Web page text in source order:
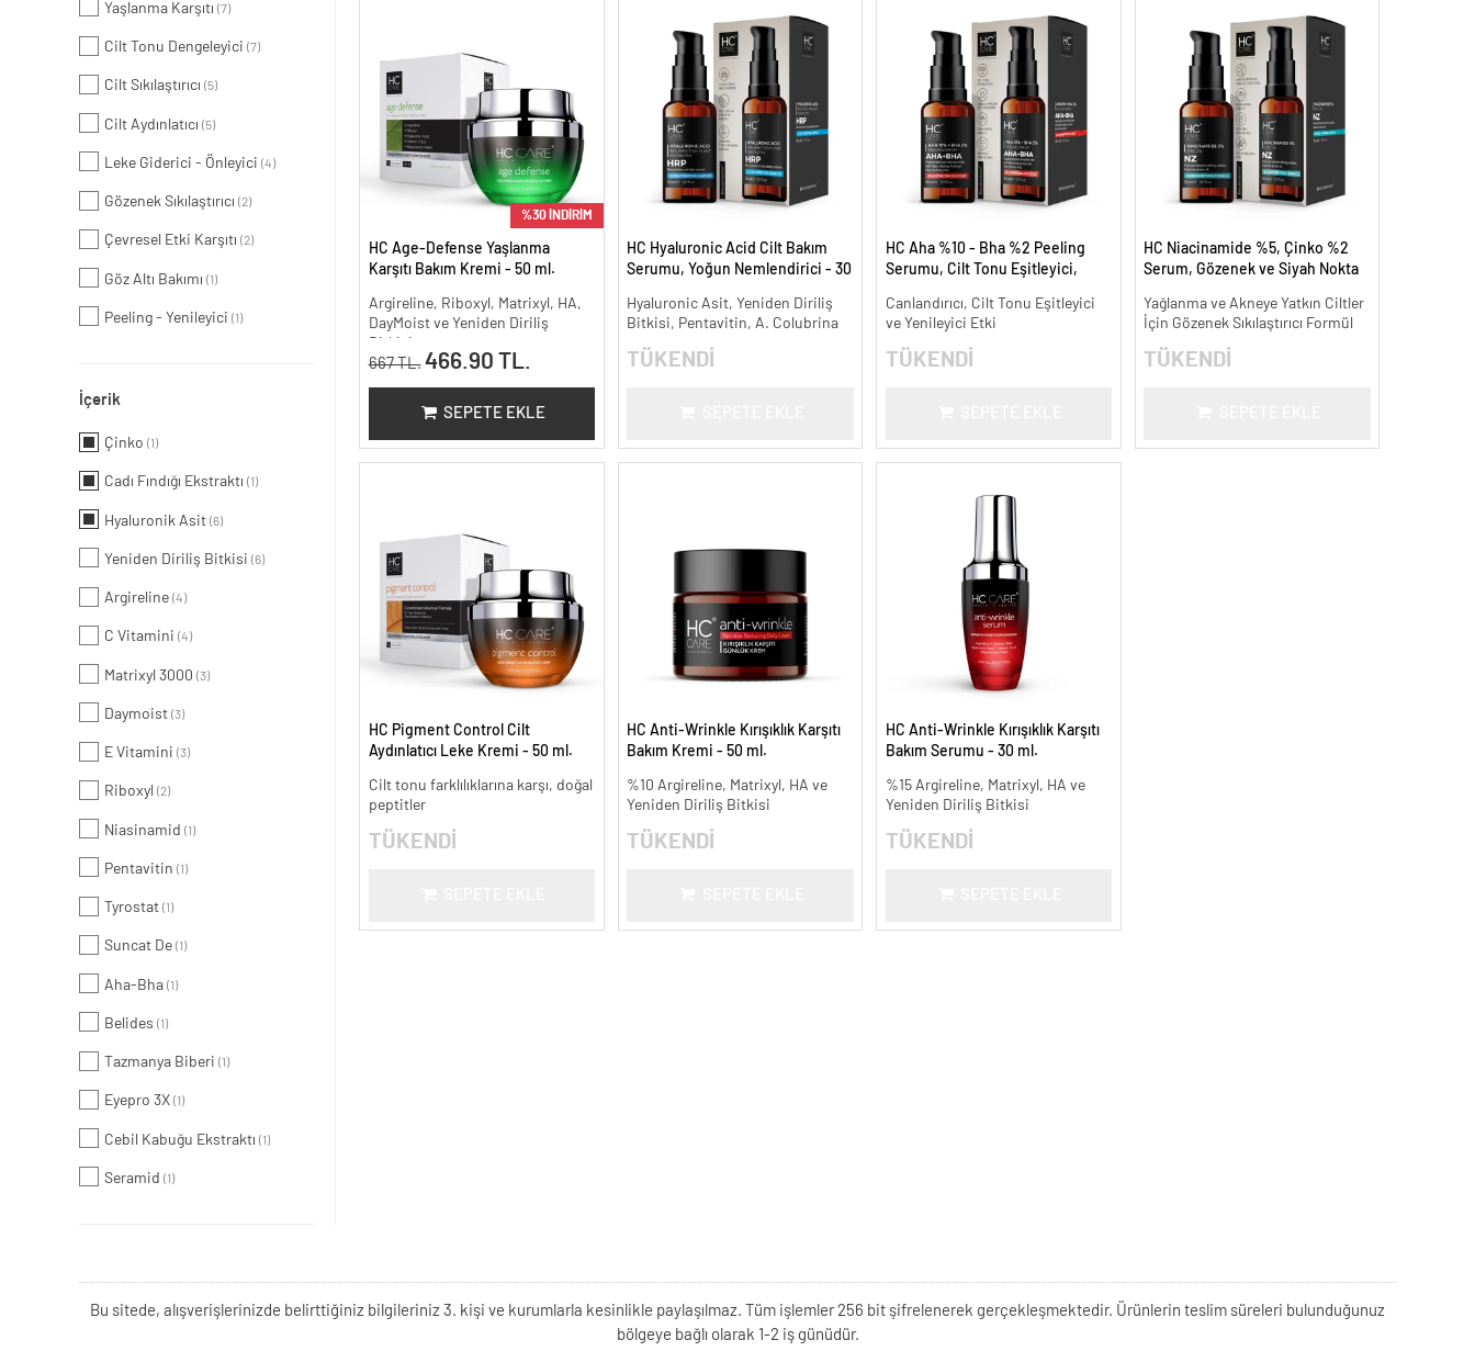
Yaşlanma Karşıtı (7)
Cilt Tonu Dengeleyici (7)
Cilt Sıkılaştırıcı (5)
Cilt Aydınlatıcı (5)
Leke Giderici - Önleyici (4)
Gözenek Sıkılaştırıcı (2)
Çevresel Etki Karşıtı (2)
Göz Altı Bakımı (1)
Peeling - Yenileyici (1)
İçerik
Çinko (1)
Cadı Fındığı Ekstraktı (1)
Hyaluronik Asit (6)
Yeniden Diriliş Bitkisi (6)
Argireline (4)
C Vitamini (4)
Matrixyl 3000 (3)
Daymoist (3)
E Vitamini (3)
Riboxyl (2)
Niasinamid (1)
Pentavitin (1)
Tyrostat (1)
Suncat De (1)
Aha-Bha (1)
Belides (1)
Tazmanya Biberi (1)
Eyepro 3X (1)
Cebil Kabuğu Ekstraktı (1)
Seramid (1)
%30 İNDİRİM
HC Age-Defense Yaşlanma
Karşıtı Bakım Kremi - 50 ml.
Argireline, Riboxyl, Matrixyl, HA,
DayMoist ve Yeniden Diriliş
667 TL. 466.90 TL.
SEPETE EKLE
HC Hyaluronic Acid Cilt Bakım
Serumu, Yoğun Nemlendirici - 30
Hyaluronic Asit, Yeniden Diriliş
Bitkisi, Pentavitin, A. Colubrina
TÜKENDİ
HC Aha %10 - Bha %2 Peeling
Serumu, Cilt Tonu Eşitleyici,
Canlandırıcı, Cilt Tonu Eşitleyici
ve Yenileyici Etki
TÜKENDİ
HC Niacinamide %5, Çinko %2
Serum, Gözenek ve Siyah Nokta
- 30 ml.
Yağlanma ve Akneye Yatkın Ciltler
İçin Gözenek Sıkılaştırıcı Formül
TÜKENDİ
HC Pigment Control Cilt
Aydınlatıcı Leke Kremi - 50 ml.
Cilt tonu farklılıklarına karşı, doğal
peptitler
TÜKENDİ
HC Anti-Wrinkle Kırışıklık Karşıtı
Bakım Kremi - 50 ml.
%10 Argireline, Matrixyl, HA ve
Yeniden Diriliş Bitkisi
TÜKENDİ
HC Anti-Wrinkle Kırışıklık Karşıtı
Bakım Serumu - 30 ml.
%15 Argireline, Matrixyl, HA ve
Yeniden Diriliş Bitkisi
TÜKENDİ
Bu sitede, alışverişlerinizde belirttiğiniz bilgileriniz 3. kişi ve kurumlarla kesinlikle paylaşılmaz. Tüm işlemler 256 bit şifrelenerek gerçekleşmektedir. Ürünlerin teslim süreleri bulunduğunuz
bölgeye bağlı olarak 1-2 iş günüdür.